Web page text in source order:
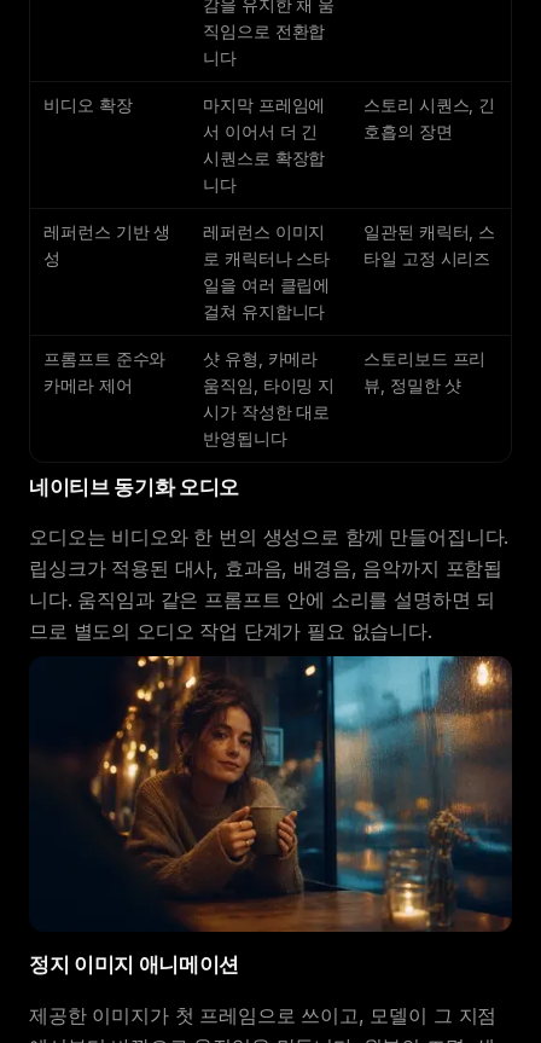
감을 유지한 채 움
직임으로 전환합
니다
비디오 확장
마지막 프레임에
서 이어서 더 긴
시퀀스로 확장합
니다
스토리 시퀀스, 긴
호흡의 장면
레퍼런스 기반 생
성
레퍼런스 이미지
로 캐릭터나 스타
일을 여러 클립에
걸쳐 유지합니다
일관된 캐릭터, 스
타일 고정 시리즈
프롬프트 준수와
카메라 제어
샷 유형, 카메라
움직임, 타이밍 지
시가 작성한 대로
반영됩니다
스토리보드 프리
뷰, 정밀한 샷
네이티브 동기화 오디오
오디오는 비디오와 한 번의 생성으로 함께 만들어집니다.
립싱크가 적용된 대사, 효과음, 배경음, 음악까지 포함됩
니다. 움직임과 같은 프롬프트 안에 소리를 설명하면 되
므로 별도의 오디오 작업 단계가 필요 없습니다.
정지 이미지 애니메이션
제공한 이미지가 첫 프레임으로 쓰이고, 모델이 그 지점